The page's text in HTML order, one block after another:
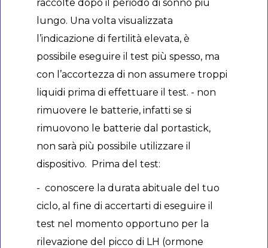
raccolte dopo il periodo di sonno più
lungo. Una volta visualizzata
l’indicazione di fertilità elevata, è
possibile eseguire il test più spesso, ma
con l’accortezza di non assumere troppi
liquidi prima di effettuare il test. - non
rimuovere le batterie, infatti se si
rimuovono le batterie dal portastick,
non sarà più possibile utilizzare il
dispositivo. Prima del test:
- conoscere la durata abituale del tuo
ciclo, al fine di accertarti di eseguire il
test nel momento opportuno per la
rilevazione del picco di LH (ormone